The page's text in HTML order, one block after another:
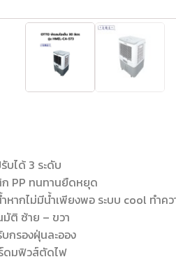
บได้ 3 ระดับ
ก PP ทนทานยืดหยุด
หากไม่มีน้ำเพียงพอ ระบบ cool ทำค
ติ ซ้าย – ขวา
กรองฝุ่นละออง
ดมฟิวส์ตัดไฟ